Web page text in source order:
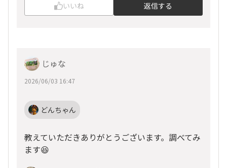
いいね 返信する
じゅな
2026/06/03 16:47
どんちゃん
教えていただきありがとうございます。調べてみ
ます😆